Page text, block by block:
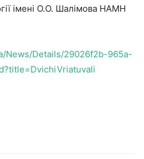
імені О.О. Шалімова НАМН
News/Details/29026f2b-965a-